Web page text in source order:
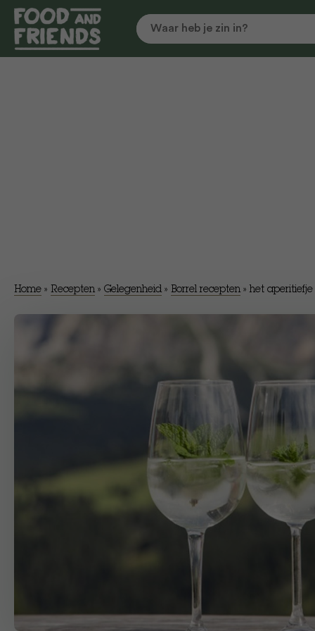
Home » Recepten » Gelegenheid » Borrel recepten » het aperitiefje